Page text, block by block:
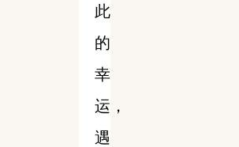
此
的
幸
运，
遇